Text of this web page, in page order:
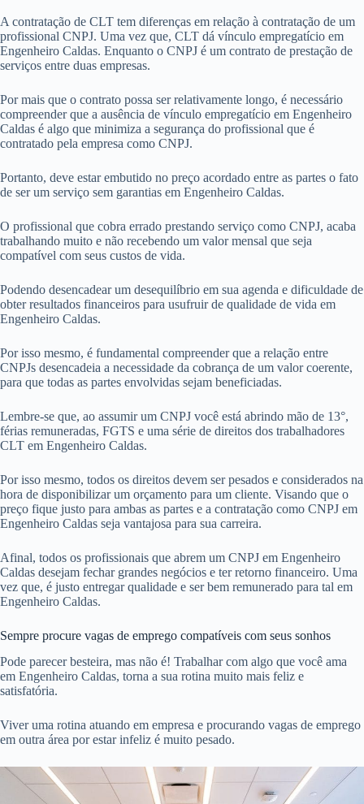
A contratação de CLT tem diferenças em relação à contratação de um
profissional CNPJ. Uma vez que, CLT dá vínculo empregatício em
Engenheiro Caldas. Enquanto o CNPJ é um contrato de prestação de
serviços entre duas empresas.
Por mais que o contrato possa ser relativamente longo, é necessário
compreender que a ausência de vínculo empregatício em Engenheiro
Caldas é algo que minimiza a segurança do profissional que é
contratado pela empresa como CNPJ.
Portanto, deve estar embutido no preço acordado entre as partes o fato
de ser um serviço sem garantias em Engenheiro Caldas.
O profissional que cobra errado prestando serviço como CNPJ, acaba
trabalhando muito e não recebendo um valor mensal que seja
compatível com seus custos de vida.
Podendo desencadear um desequilíbrio em sua agenda e dificuldade de
obter resultados financeiros para usufruir de qualidade de vida em
Engenheiro Caldas.
Por isso mesmo, é fundamental compreender que a relação entre
CNPJs desencadeia a necessidade da cobrança de um valor coerente,
para que todas as partes envolvidas sejam beneficiadas.
Lembre-se que, ao assumir um CNPJ você está abrindo mão de 13°,
férias remuneradas, FGTS e uma série de direitos dos trabalhadores
CLT em Engenheiro Caldas.
Por isso mesmo, todos os direitos devem ser pesados e considerados na
hora de disponibilizar um orçamento para um cliente. Visando que o
preço fique justo para ambas as partes e a contratação como CNPJ em
Engenheiro Caldas seja vantajosa para sua carreira.
Afinal, todos os profissionais que abrem um CNPJ em Engenheiro
Caldas desejam fechar grandes negócios e ter retorno financeiro. Uma
vez que, é justo entregar qualidade e ser bem remunerado para tal em
Engenheiro Caldas.
Sempre procure vagas de emprego compatíveis com seus sonhos
Pode parecer besteira, mas não é! Trabalhar com algo que você ama
em Engenheiro Caldas, torna a sua rotina muito mais feliz e
satisfatória.
Viver uma rotina atuando em empresa e procurando vagas de emprego
em outra área por estar infeliz é muito pesado.